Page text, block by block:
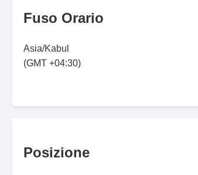
Fuso Orario
Asia/Kabul
(GMT +04:30)
Posizione